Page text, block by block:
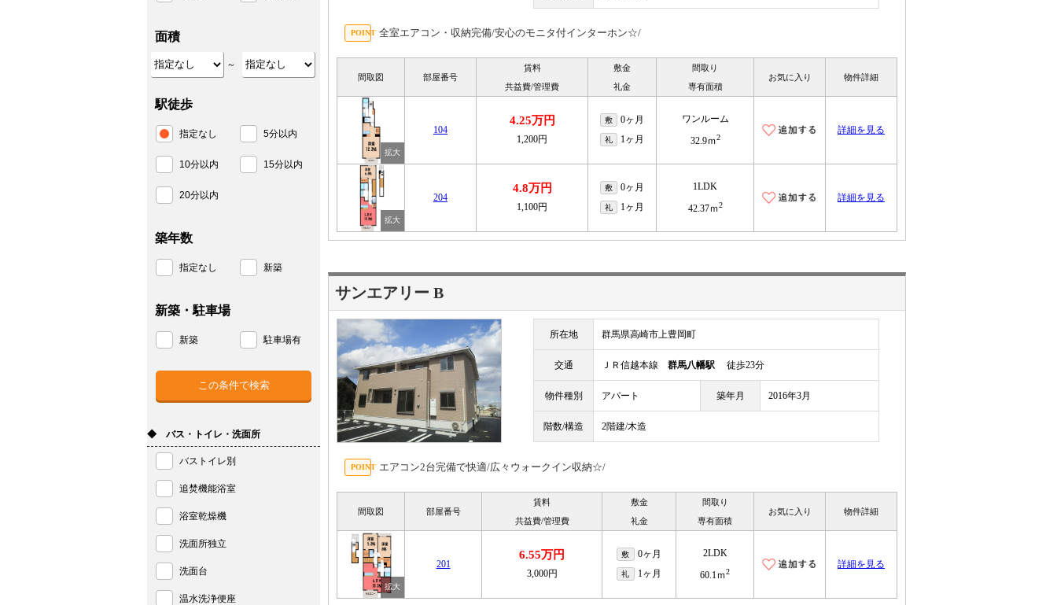
全室エアコン・収納完備/安心のモニタ付インターホン☆/
間取図 部屋番号
賃料
共益費/管理費
敷金
礼金
間取り
専有面積
お気に入り 物件詳細
104
4.25万円
1,200円
敷 0ヶ月
礼 1ヶ月
ワンルーム
32.9ｍ2
詳細を見る
204
4.8万円
1,100円
敷 0ヶ月
礼 1ヶ月
1LDK
42.37ｍ2
詳細を見る
サンエアリー B
所在地 群馬県高崎市上豊岡町
交通 ＪＲ信越本線 群馬八幡駅 徒歩23分
物件種別 アパート 築年月 2016年3月
階数/構造 2階建/木造
エアコン2台完備で快適/広々ウォークイン収納☆/
間取図 部屋番号
賃料
共益費/管理費
敷金
礼金
間取り
専有面積
お気に入り 物件詳細
201
6.55万円
3,000円
敷 0ヶ月
礼 1ヶ月
2LDK
60.1ｍ2
詳細を見る
面積
～
駅徒歩
指定なし 5分以内
10分以内 15分以内
20分以内
築年数
指定なし 新築
新築・駐車場
新築 駐車場有
◆ バス・トイレ・洗面所
バストイレ別
追焚機能浴室
浴室乾燥機
洗面所独立
洗面台
温水洗浄便座